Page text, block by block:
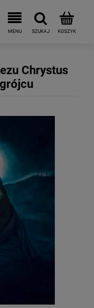
Chrystus